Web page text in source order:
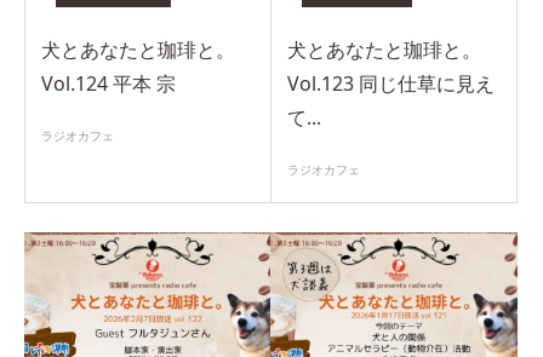
犬とあなたと珈琲と。
Vol.124 平本 宗
ラジオカフェ
犬とあなたと珈琲と。
Vol.123 同じ仕草に見え
て...
ラジオカフェ